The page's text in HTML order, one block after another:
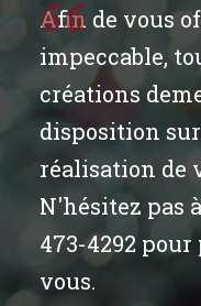
Afin de vous
impeccable,
créations
disposition
réalisation de
N'hésitez pas
473-4292
vous.